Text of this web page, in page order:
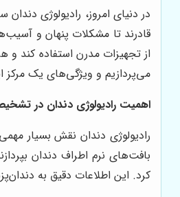
در دنیای امروز، رادیولوژی
قادرند تا مشکلات پنهان و
از تجهیزات مدرن استفاده کند
می‌پردازیم و ویژگی‌های یک مرکز
اهمیت رادیولوژی دندان در
رادیولوژی دندان نقش بسیار
بافت‌های نرم اطراف دندان
کرد. این اطلاعات دقیق به